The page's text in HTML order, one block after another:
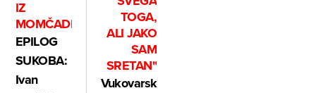
IZ
MOMČADI
EPILOG
SUKOBA:
Ivan
TOGA,
ALI JAKO
SAM
SRETAN"
Vukovarski